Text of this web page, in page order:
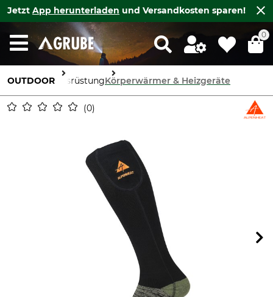
Jetzt App herunterladen und Versandkosten sparen!
0
OUTDOOR AusrüstungKörperwärmer & Heizgeräte
0